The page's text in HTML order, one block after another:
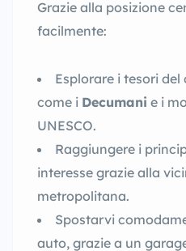
Grazie alla posizione
facilmente:
Esplorare i tesori
come i Decumani e i
UNESCO.
Raggiungere i
interesse grazie alla
metropolitana.
Spostarvi
auto, grazie a un